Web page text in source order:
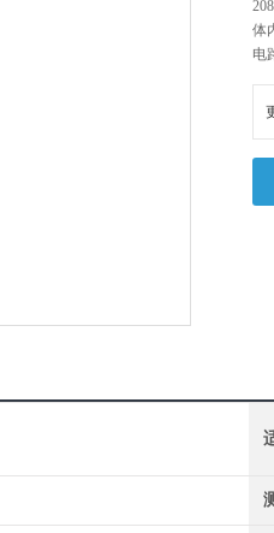
体
电